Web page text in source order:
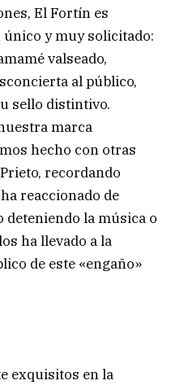
El Fortín es
y muy solicitado:
valseado,
al público,
sello distintivo.
marca
hecho con otras
recordando
reaccionado de
la música o
ha llevado a la
de este «engaño»
exquisitos en la